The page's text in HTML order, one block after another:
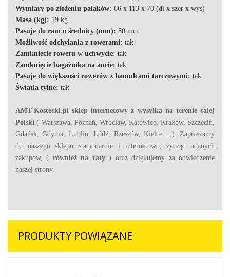
Wymiary po złożeniu pałąków: 66 x 113 x 70 (dł x szer x wys)
Masa (kg): 19 kg
Pasuje do ram o średnicy (mm): 80 mm
Możliwość odchylania z rowerami: tak
Zamknięcie roweru w uchwycie: tak
Zamknięcie bagażnika na aucie: tak
Pasuje do większości rowerów z hamulcami tarczowymi: tak
Światła tylne: tak
AMT-Kostecki.pl sklep internetowy z wysyłką na terenie całej
Polski ( Warszawa, Poznań, Wrocław, Katowice, Kraków, Szczecin,
Gdańsk, Gdynia, Lublin, Łódź, Rzeszów, Kielce ...). Zapraszamy
do naszego sklepu stacjonarnie i internetowo, życząc udanych
zakupów, ( również na raty) oraz dziękujemy za odwiedzenie
naszej strony.
PRODUKTY POWIĄZANE